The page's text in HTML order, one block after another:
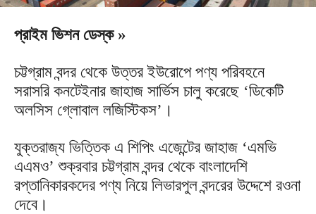
প্রাইম ভিশন ডেস্ক »
চট্টগ্রাম বন্দর থেকে উত্তর ইউরোপে পণ্য পরিবহনে
সরাসরি কনটেইনার জাহাজ সার্ভিস চালু করেছে ‘ডিকেটি
অলসিস গ্লোবাল লজিস্টিকস’।
যুক্তরাজ্য ভিত্তিক এ শিপিং এজেন্টের জাহাজ ‘এমভি
এএমও’ শুক্রবার চট্টগ্রাম বন্দর থেকে বাংলাদেশি
রপ্তানিকারকদের পণ্য নিয়ে লিভারপুল বন্দরের উদ্দেশে রওনা
দেবে।